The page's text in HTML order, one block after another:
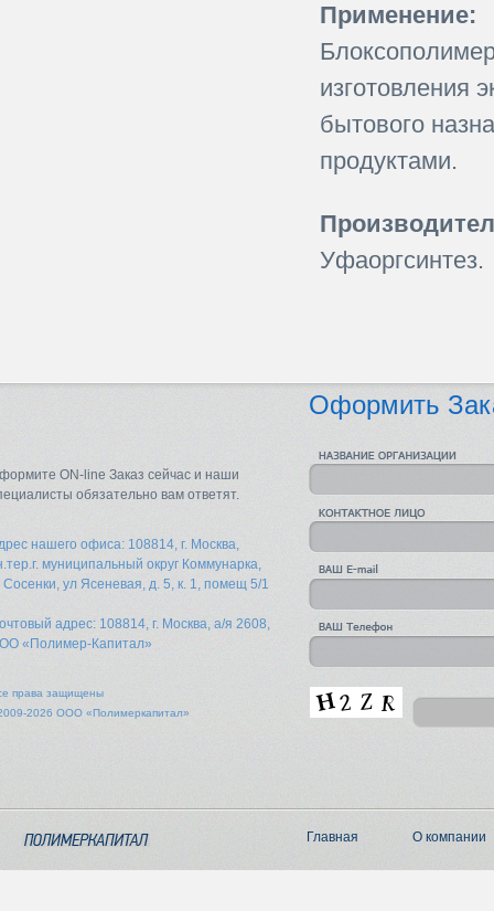
Применение:
изготовления
бытового
продуктами.
Уфаоргсинтез.
ON-line Заказ сейчас и наши
обязательно вам ответят.
нашего офиса: 108814, г. Москва,
муниципальный округ Коммунарка,
Сосенки, ул Ясеневая, д. 5, к. 1, помещ 5/1
адрес: 108814, г. Москва, а/я 2608,
«Полимер-Капитал»
права защищены
2026 ООО «Полимеркапитал»
Оформить
Главная О компании